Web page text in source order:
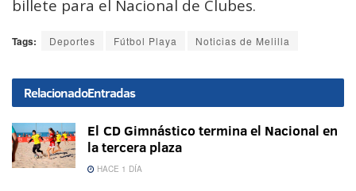
billete para el Nacional de Clubes.
Tags: Deportes Fútbol Playa Noticias de Melilla
RelacionadoEntradas
El CD Gimnástico termina el Nacional en
la tercera plaza
HACE 1 DÍA